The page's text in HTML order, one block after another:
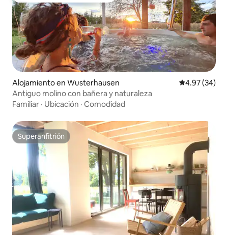
Alojamiento en Wusterhausen Calificación
4.97 (34)
Antiguo molino con bañera y naturaleza
Familiar · Ubicación · Comodidad
Superanfitrión
Superanfitrión